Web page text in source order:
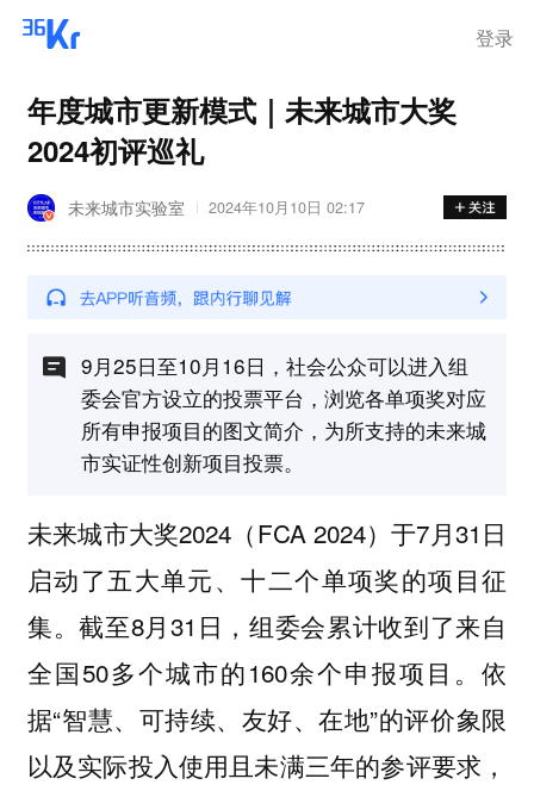
登录
年度城市更新模式｜未来城市大奖
2024初评巡礼
未来城市实验室 2024年10月10日 02:17
9月25日至10月16日，社会公众可以进入组
委会官方设立的投票平台，浏览各单项奖对应
所有申报项目的图文简介，为所支持的未来城
市实证性创新项目投票。
未来城市大奖2024（FCA 2024）于7月31日
启动了五大单元、十二个单项奖的项目征
集。截至8月31日，组委会累计收到了来自
全国50多个城市的160余个申报项目。依
据“智慧、可持续、友好、在地”的评价象限
以及实际投入使用且未满三年的参评要求，